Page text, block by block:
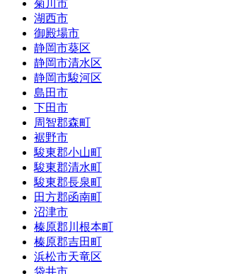
菊川市
湖西市
御殿場市
静岡市葵区
静岡市清水区
静岡市駿河区
島田市
下田市
周智郡森町
裾野市
駿東郡小山町
駿東郡清水町
駿東郡長泉町
田方郡函南町
沼津市
榛原郡川根本町
榛原郡吉田町
浜松市天竜区